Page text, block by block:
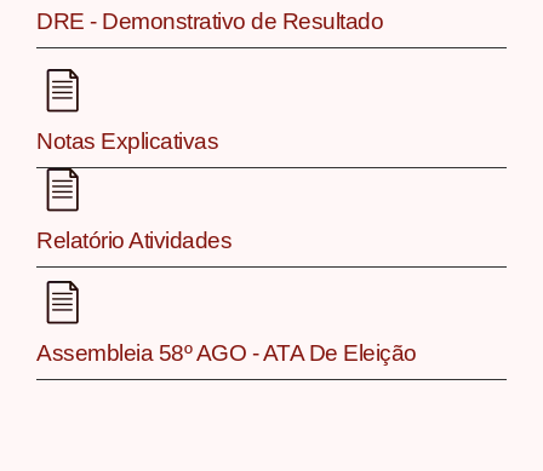
DRE - Demonstrativo de Resultado
Notas Explicativas
Relatório Atividades
Assembleia 58º AGO - ATA De Eleição